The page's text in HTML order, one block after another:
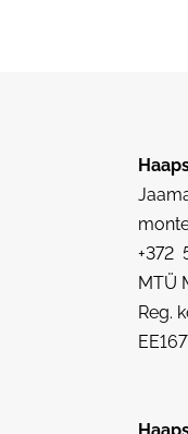
+372
MTÜ
Reg.